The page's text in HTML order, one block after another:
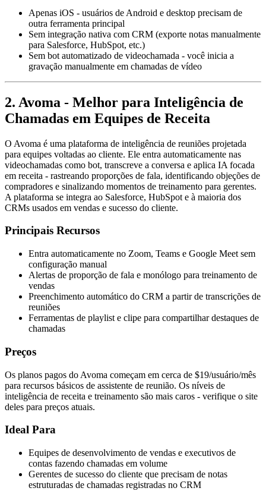
Apenas iOS - usuários de Android e desktop precisam de
outra ferramenta principal
Sem integração nativa com CRM (exporte notas manualmente
para Salesforce, HubSpot, etc.)
Sem bot automatizado de videochamada - você inicia a
gravação manualmente em chamadas de vídeo
2. Avoma - Melhor para Inteligência de
Chamadas em Equipes de Receita
O Avoma é uma plataforma de inteligência de reuniões projetada
para equipes voltadas ao cliente. Ele entra automaticamente nas
videochamadas como bot, transcreve a conversa e aplica IA focada
em receita - rastreando proporções de fala, identificando objeções de
compradores e sinalizando momentos de treinamento para gerentes.
A plataforma se integra ao Salesforce, HubSpot e à maioria dos
CRMs usados em vendas e sucesso do cliente.
Principais Recursos
Entra automaticamente no Zoom, Teams e Google Meet sem
configuração manual
Alertas de proporção de fala e monólogo para treinamento de
vendas
Preenchimento automático do CRM a partir de transcrições de
reuniões
Ferramentas de playlist e clipe para compartilhar destaques de
chamadas
Preços
Os planos pagos do Avoma começam em cerca de $19/usuário/mês
para recursos básicos de assistente de reunião. Os níveis de
inteligência de receita e treinamento são mais caros - verifique o site
deles para preços atuais.
Ideal Para
Equipes de desenvolvimento de vendas e executivos de
contas fazendo chamadas em volume
Gerentes de sucesso do cliente que precisam de notas
estruturadas de chamadas registradas no CRM